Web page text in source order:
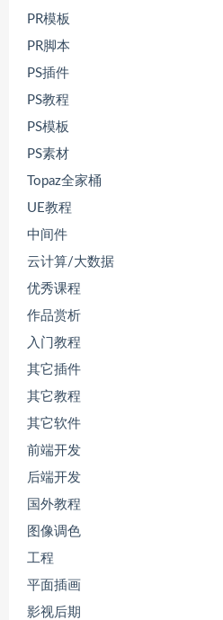
PR模板
PR脚本
PS插件
PS教程
PS模板
PS素材
Topaz全家桶
UE教程
中间件
云计算/大数据
优秀课程
作品赏析
入门教程
其它插件
其它教程
其它软件
前端开发
后端开发
国外教程
图像调色
工程
平面插画
影视后期